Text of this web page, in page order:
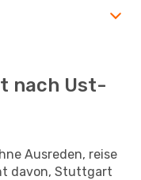
nach Ust-
Ausreden, reise
davon, Stuttgart